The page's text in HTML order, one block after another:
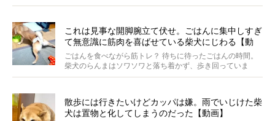
これは見事な開脚腕立て伏せ。ごはんに集中しすぎ
て無意識に筋肉を喜ばせている柴犬にじわる【動
画】
ごはんを食べながら筋トレ？ 待ちに待ったごはんの時間。
柴犬のらんまはソワソワと落ち着かず、歩き回っていま
す。き...
散歩には行きたいけどカッパは嫌。雨でいじけた柴
犬は置物と化してしまうのだった【動画】